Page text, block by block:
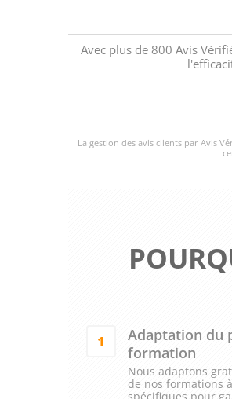
Avec plus de 800 Avis
La gestion des avis clients par Avis
1
Adaptation du
formation
Nous adaptons
de nos formations